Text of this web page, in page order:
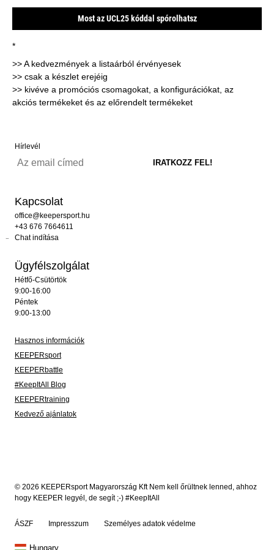
Most az UCL25 kóddal spórolhatsz
*
>> A kedvezmények a listaárból érvényesek
>> csak a készlet erejéig
>> kivéve a promóciós csomagokat, a konfigurációkat, az
akciós termékeket és az előrendelt termékeket
Hírlevél
Kapcsolat
office@keepersport.hu
+43 676 7664611
Chat indítása
Ügyfélszolgálat
Hétfő-Csütörtök
9:00-16:00
Péntek
9:00-13:00
Hasznos információk
KEEPERsport
KEEPERbattle
#KeepItAll Blog
KEEPERtraining
Kedvező ajánlatok
© 2026 KEEPERsport Magyarország Kft Nem kell őrültnek lenned, ahhoz
hogy KEEPER legyél, de segít ;-) #KeepItAll
ÁSZF Impresszum Személyes adatok védelme
Hungary